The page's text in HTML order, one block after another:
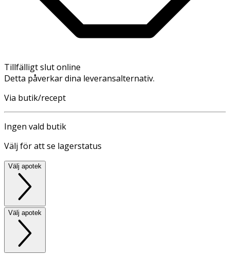
Tillfälligt slut online
Detta påverkar dina leveransalternativ.
Via butik/recept
Ingen vald butik
Välj för att se lagerstatus
Välj apotek
Välj apotek